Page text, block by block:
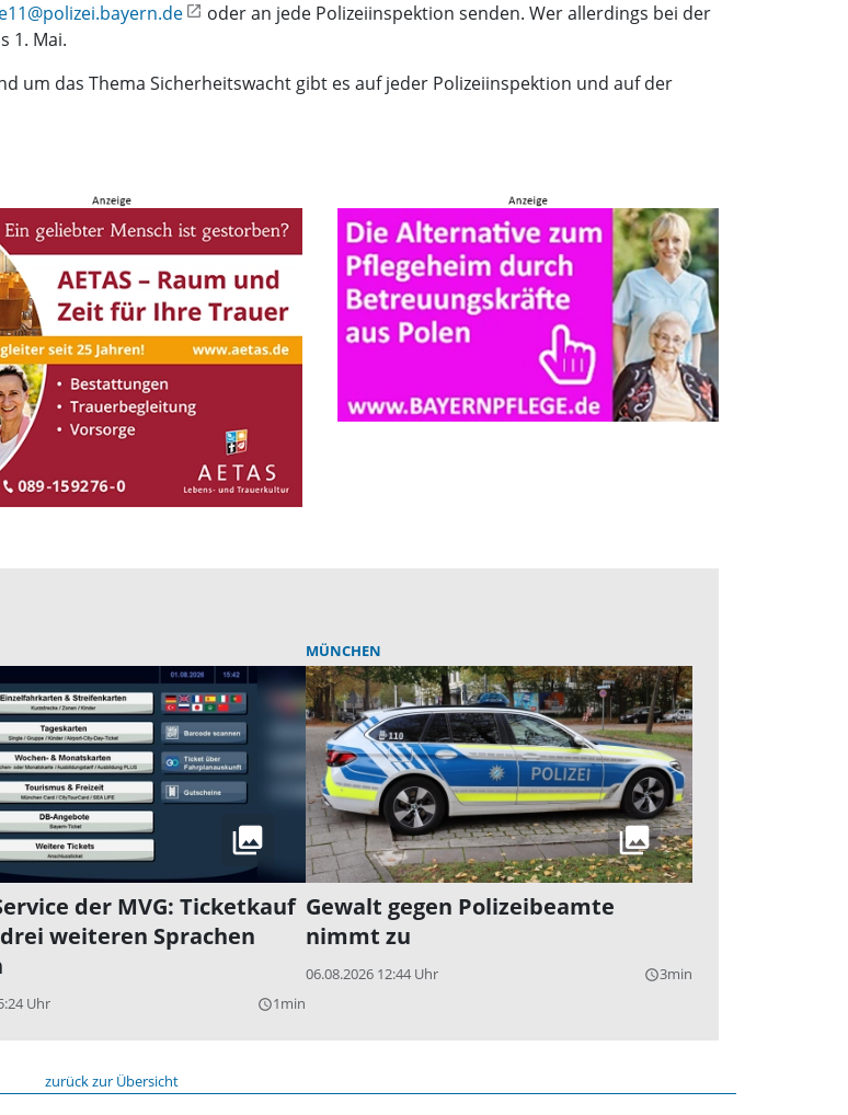
oder an jede Polizeiinspektion senden. Wer allerdings bei der
1. Mai.
um das Thema Sicherheitswacht gibt es auf jeder Polizeiinspektion und auf der
der MVG: Ticketkauf
weiteren Sprachen
Uhr query_builder1min
MÜNCHEN
Gewalt gegen Polizeibeamte
nimmt zu
06.08.2026 12:44 Uhr query_builder3min
zurück zur Übersicht